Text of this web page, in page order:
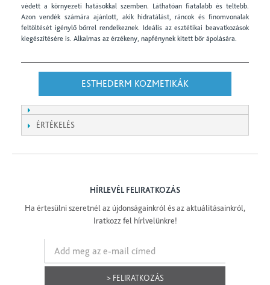
védett a környezeti hatásokkal szemben. Láthatóan fiatalabb és teltebb.
Azon vendék számára ajánlott, akik hidratálást, ráncok és finomvonalak
feltöltését igénylő bőrrel rendelkeznek. Ideális az esztétikai beavatkozások
kiegészítésére is. Alkalmas az érzékeny, napfénynek kitett bőr ápolására.
ESTHEDERM KOZMETIKÁK
ÉRTÉKELÉS
HÍRLEVÉL FELIRATKOZÁS
Ha értesülni szeretnél az újdonságainkról és az aktuálitásainkról,
Iratkozz fel hírlvelünkre!
> FELIRATKOZÁS